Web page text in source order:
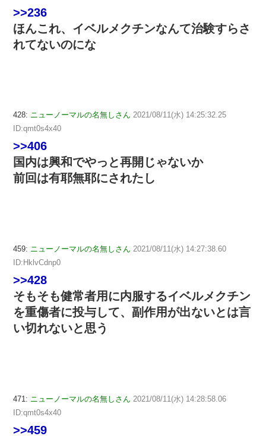
>>236
ほんこれ、イベルメクチンなんて治験すらさ
れてないのにな
428: ニューノーマルの名無しさん 2021/08/11(水) 14:25:32.25
ID:qmt0s4x40
>>406
国内は興和でやっと再開じゃないか
前回は有耶無耶にされたし
459: ニューノーマルの名無しさん 2021/08/11(水) 14:27:38.60
ID:HklvCdnp0
>>428
そもそも健常者用に内服するイベルメクチン
を重傷者に投与して、副作用が出ないとは言
い切れないと思う
471: ニューノーマルの名無しさん 2021/08/11(水) 14:28:58.06
ID:qmt0s4x40
>>459